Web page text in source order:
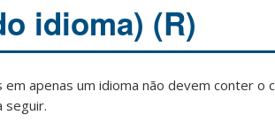
idioma) (R)
apenas um idioma não devem conter o
seguir.